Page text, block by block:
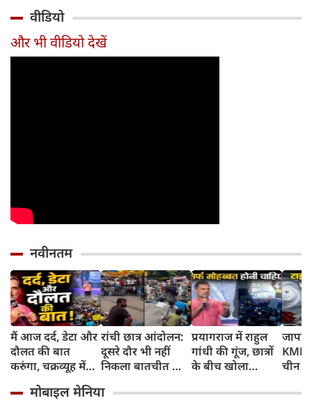
साल से ज्यादा उम्र का
काम, जानें पूरा
और
वीडियो
और भी वीडियो देखें
नवीनतम
मैं आज दर्द, डेटा और
दौलत की बात
करुंगा, चक्रव्यूह में
रील नशा है, छात्रों की
रांची छात्र आंदोलन:
दूसरे दौर भी नहीं
निकला बातचीत का
जयराम महतो ने
प्रयागराज में राहुल
गांधी की गूंज, छात्रों
के बीच खोला
दरवाजों' का सच
चीन
में
मोबाइल मेनिया